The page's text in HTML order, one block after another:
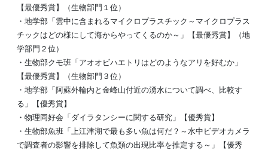
【最優秀賞】（生物部門１位）
・地学部「雲中に含まれるマイクロプラスチック～マイクロプラス
チックはどの様にして海からやってくるのか～」【最優秀賞】（地
学部門２位）
・生物部クモ班「アオオビハエトリはどのようなアリを好むか」
【最優秀賞】（生物部門３位）
・地学部「阿蘇外輪内と金峰山付近の湧水について調べ、比較す
る」【優秀賞】
・物理同好会「ダイラタンシーに関する研究」【優秀賞】
・生物部魚班「上江津湖で最も多い魚は何だ？～水中ビデオカメラ
で調査者の影響を排除して魚類の出現比率を推定する～」【優秀